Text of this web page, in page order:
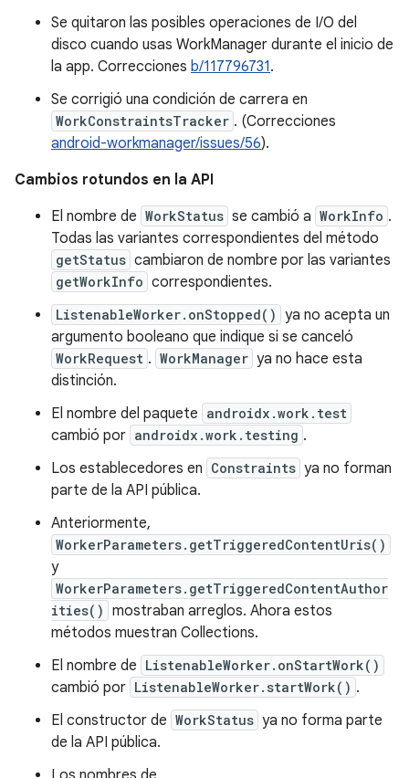
Se quitaron las posibles operaciones de I/O del
disco cuando usas WorkManager durante el inicio de
la app. Correcciones b/117796731.
Se corrigió una condición de carrera en
WorkConstraintsTracker . (Correcciones
android-workmanager/issues/56).
Cambios rotundos en la API
El nombre de WorkStatus se cambió a WorkInfo .
Todas las variantes correspondientes del método
getStatus cambiaron de nombre por las variantes
getWorkInfo correspondientes.
ListenableWorker.onStopped() ya no acepta un
argumento booleano que indique si se canceló
WorkRequest . WorkManager ya no hace esta
distinción.
El nombre del paquete androidx.work.test
cambió por androidx.work.testing .
Los establecedores en Constraints ya no forman
parte de la API pública.
Anteriormente,
WorkerParameters.getTriggeredContentUris()
y
WorkerParameters.getTriggeredContentAuthor
ities() mostraban arreglos. Ahora estos
métodos muestran Collections.
El nombre de ListenableWorker.onStartWork()
cambió por ListenableWorker.startWork() .
El constructor de WorkStatus ya no forma parte
de la API pública.